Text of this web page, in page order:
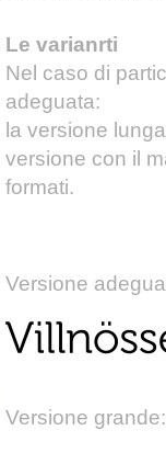
Le varianrti
Nel caso di
adeguata:
la versione
versione con il
formati.
Versione
Versione grande: